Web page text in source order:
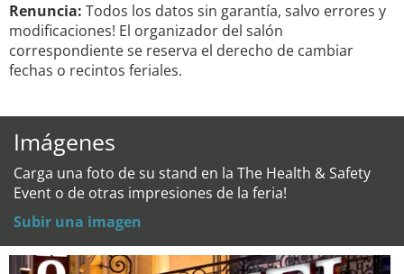
Renuncia: Todos los datos sin garantía, salvo errores y
modificaciones! El organizador del salón
correspondiente se reserva el derecho de cambiar
fechas o recintos feriales.
Imágenes
Carga una foto de su stand en la The Health & Safety
Event o de otras impresiones de la feria!
Subir una imagen